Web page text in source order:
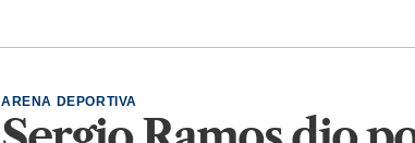
ARENA DEPORTIVA